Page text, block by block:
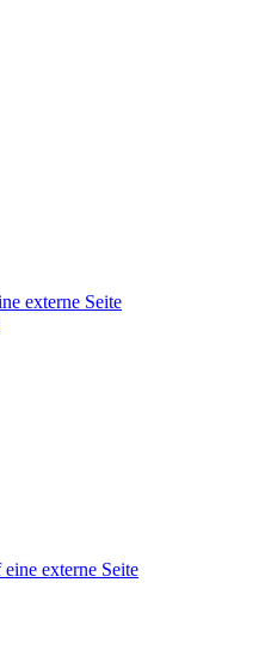
externe Seite
externe Seite